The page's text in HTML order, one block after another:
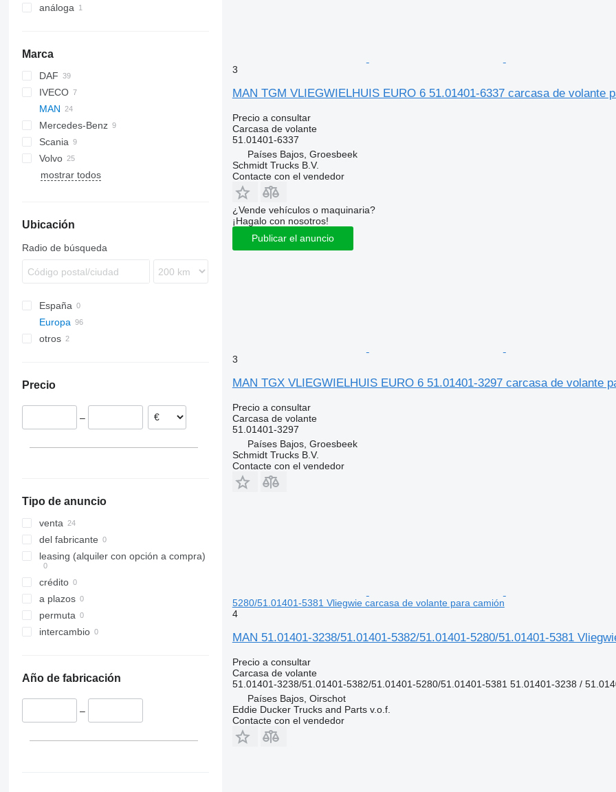
análoga
Marca
DAF
CF
LF
XF
IVECO
EuroCargo
Stralis
MAN
TGL
TGM
TGM 18.250
TGS
TGX
Mercedes-Benz
A-Class
Actros
Antos
Premium
Scania
Volvo
FE
mostrar todos
Ubicación
Radio de búsqueda
España
Europa
Oirschot
Veghel
Bélgica
Polonia
otros
Precio
–
Tipo de anuncio
venta
del fabricante
leasing (alquiler con opción a compra)
crédito
a plazos
permuta
intercambio
Año de fabricación
–
3
MAN TGM VLIEGWIELHUIS EURO 6 51.01401-6337 carcasa de volante
Precio a consultar
Carcasa de volante
51.01401-6337
Países Bajos, Groesbeek
Schmidt Trucks B.V.
Contacte con el vendedor
¿Vende vehículos o maquinaria?
¡Hagalo con nosotros!
Publicar el anuncio
3
MAN TGX VLIEGWIELHUIS EURO 6 51.01401-3297 carcasa de volante
Precio a consultar
Carcasa de volante
51.01401-3297
Países Bajos, Groesbeek
Schmidt Trucks B.V.
Contacte con el vendedor
5280/51.01401-5381 Vliegwie carcasa de volante para camión
4
MAN 51.01401-3238/51.01401-5382/51.01401-5280/51.01401-5381
Precio a consultar
Carcasa de volante
51.01401-3238/51.01401-5382/51.01401-5280/51.01401-5381 51.01401-3238 /
Países Bajos, Oirschot
Eddie Ducker Trucks and Parts v.o.f.
Contacte con el vendedor